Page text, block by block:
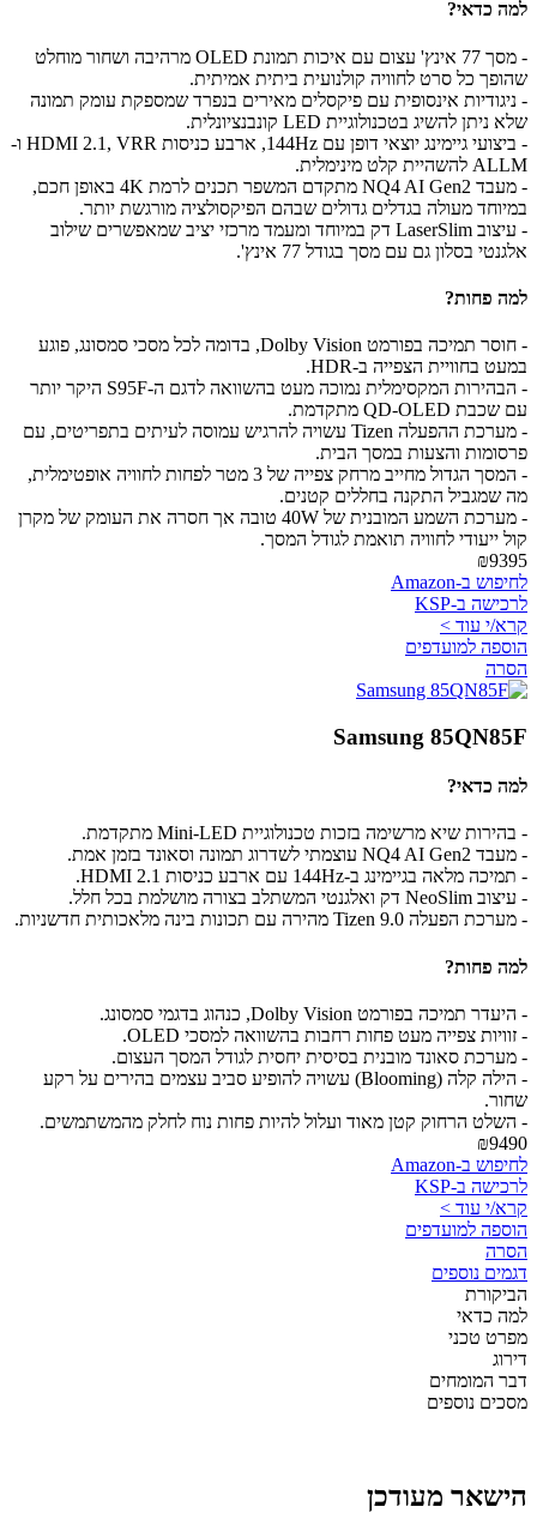
למה כדאי?
- מסך 77 אינץ' עצום עם איכות תמונת OLED מרהיבה ושחור מוחלט
שהופך כל סרט לחוויה קולנועית ביתית אמיתית.
- ניגודיות אינסופית עם פיקסלים מאירים בנפרד שמספקת עומק תמונה
שלא ניתן להשיג בטכנולוגיית LED קונבנציונלית.
- ביצועי גיימינג יוצאי דופן עם 144Hz, ארבע כניסות HDMI 2.1, VRR ו-
ALLM להשהיית קלט מינימלית.
- מעבד NQ4 AI Gen2 מתקדם המשפר תכנים לרמת 4K באופן חכם,
במיוחד מעולה בגדלים גדולים שבהם הפיקסולציה מורגשת יותר.
- עיצוב LaserSlim דק במיוחד ומעמד מרכזי יציב שמאפשרים שילוב
אלגנטי בסלון גם עם מסך בגודל 77 אינץ'.
למה פחות?
- חוסר תמיכה בפורמט Dolby Vision, בדומה לכל מסכי סמסונג, פוגע
במעט בחוויית הצפייה ב-HDR.
- הבהירות המקסימלית נמוכה מעט בהשוואה לדגם ה-S95F היקר יותר
עם שכבת QD-OLED מתקדמת.
- מערכת ההפעלה Tizen עשויה להרגיש עמוסה לעיתים בתפריטים, עם
פרסומות והצעות במסך הבית.
- המסך הגדול מחייב מרחק צפייה של 3 מטר לפחות לחוויה אופטימלית,
מה שמגביל התקנה בחללים קטנים.
- מערכת השמע המובנית של 40W טובה אך חסרה את העומק של מקרן
קול ייעודי לחוויה תואמת לגודל המסך.
₪9395
לחיפוש ב-Amazon
לרכישה ב-KSP
קרא/י עוד >
הוספה למועדפים
הסרה
Samsung 85QN85F
למה כדאי?
- בהירות שיא מרשימה בזכות טכנולוגיית Mini-LED מתקדמת.
- מעבד NQ4 AI Gen2 עוצמתי לשדרוג תמונה וסאונד בזמן אמת.
- תמיכה מלאה בגיימינג ב-144Hz עם ארבע כניסות HDMI 2.1.
- עיצוב NeoSlim דק ואלגנטי המשתלב בצורה מושלמת בכל חלל.
- מערכת הפעלה Tizen 9.0 מהירה עם תכונות בינה מלאכותית חדשניות.
למה פחות?
- היעדר תמיכה בפורמט Dolby Vision, כנהוג בדגמי סמסונג.
- זוויות צפייה מעט פחות רחבות בהשוואה למסכי OLED.
- מערכת סאונד מובנית בסיסית יחסית לגודל המסך העצום.
- הילה קלה (Blooming) עשויה להופיע סביב עצמים בהירים על רקע
שחור.
- השלט הרחוק קטן מאוד ועלול להיות פחות נוח לחלק מהמשתמשים.
₪9490
לחיפוש ב-Amazon
לרכישה ב-KSP
קרא/י עוד >
הוספה למועדפים
הסרה
דגמים נוספים
הביקורת
למה כדאי
מפרט טכני
דירוג
דבר המומחים
מסכים נוספים
הישאר מעודכן